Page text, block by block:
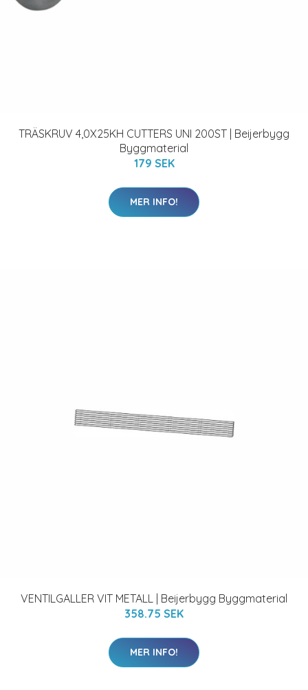
TRÄSKRUV 4,0X25KH CUTTERS UNI 200ST | Beijerbygg
Byggmaterial
179 SEK
MER INFO!
VENTILGALLER VIT METALL | Beijerbygg Byggmaterial
358.75 SEK
MER INFO!